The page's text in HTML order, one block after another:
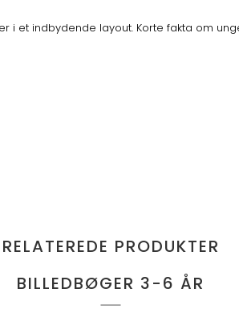
et indbydende layout. Korte fakta om
RELATEREDE PRODUKTER
BILLEDBØGER 3-6 ÅR